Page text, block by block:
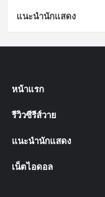
แนะนำนักแสดง
หน้าแรก
รีวิวซีรีส์วาย
แนะนำนักแสดง
เน็ตไอดอล